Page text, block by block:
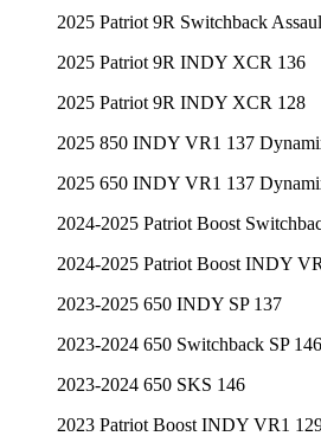
2025 Patriot 9R Switchback
2025 Patriot 9R INDY XCR 136
2025 Patriot 9R INDY XCR 128
2025 850 INDY VR1 137
2025 650 INDY VR1 137
2024-2025 Patriot Boost
2024-2025 Patriot Boost INDY
2023-2025 650 INDY SP 137
2023-2024 650 Switchback SP 146
2023-2024 650 SKS 146
2023 Patriot Boost INDY VR1